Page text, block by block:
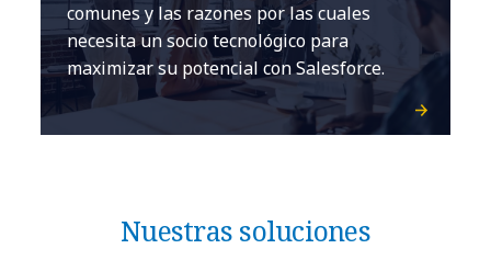
comunes y las razones por las cuales
necesita un socio tecnológico para
maximizar su potencial con Salesforce.
Nuestras soluciones